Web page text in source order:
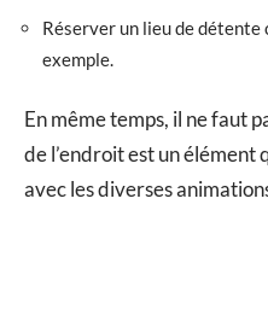
Réserver un lieu de détente
exemple.
En même temps, il ne faut
de l’endroit est un élément
avec les diverses